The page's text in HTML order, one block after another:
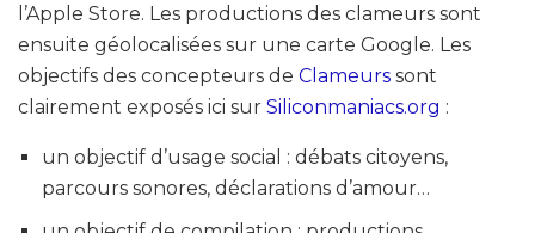
l’Apple Store. Les productions des clameurs sont
ensuite géolocalisées sur une carte Google. Les
objectifs des concepteurs de Clameurs sont
clairement exposés ici sur Siliconmaniacs.org :
un objectif d’usage social : débats citoyens,
parcours sonores, déclarations d’amour…